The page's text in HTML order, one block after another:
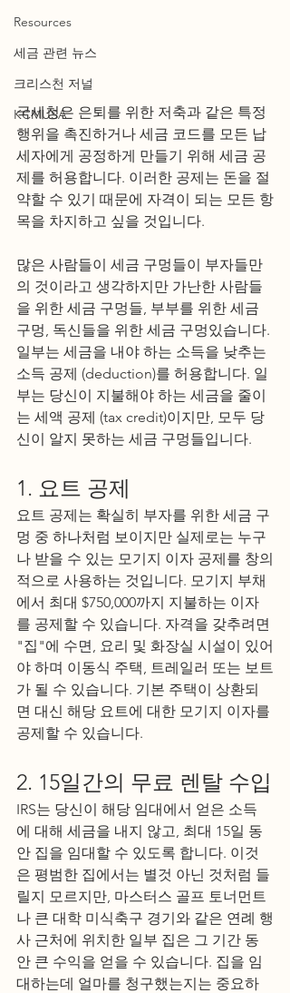
Resources
세금 관련 뉴스
크리스천 저널
KCMUSA
국세청은 은퇴를 위한 저축과 같은 특정
행위을 촉진하거나 세금 코드를 모든 납
세자에게 공정하게 만들기 위해 세금 공
제를 허용합니다. 이러한 공제는 돈을 절
약할 수 있기 때문에 자격이 되는 모든 항
목을 차지하고 싶을 것입니다.
많은 사람들이 세금 구멍들이 부자들만
의 것이라고 생각하지만 가난한 사람들
을 위한 세금 구멍들, 부부를 위한 세금
구멍, 독신들을 위한 세금 구멍있습니다.
일부는 세금을 내야 하는 소득을 낮추는
소득 공제 (deduction)를 허용합니다. 일
부는 당신이 지불해야 하는 세금을 줄이
는 세액 공제 (tax credit)이지만, 모두 당
신이 알지 못하는 세금 구멍들입니다.
1. 요트 공제
요트 공제는 확실히 부자를 위한 세금 구
멍 중 하나처럼 보이지만 실제로는 누구
나 받을 수 있는 모기지 이자 공제를 창의
적으로 사용하는 것입니다. 모기지 부채
에서 최대 $750,000까지 지불하는 이자
를 공제할 수 있습니다. 자격을 갖추려면
"집"에 수면, 요리 및 화장실 시설이 있어
야 하며 이동식 주택, 트레일러 또는 보트
가 될 수 있습니다. 기본 주택이 상환되
면 대신 해당 요트에 대한 모기지 이자를
공제할 수 있습니다.
2. 15일간의 무료 렌탈 수입
IRS는 당신이 해당 임대에서 얻은 소득
에 대해 세금을 내지 않고, 최대 15일 동
안 집을 임대할 수 있도록 합니다. 이것
은 평범한 집에서는 별것 아닌 것처럼 들
릴지 모르지만, 마스터스 골프 토너먼트
나 큰 대학 미식축구 경기와 같은 연례 행
사 근처에 위치한 일부 집은 그 기간 동
안 큰 수익을 얻을 수 있습니다. 집을 임
대하는데 얼마를 청구했는지는 중요하